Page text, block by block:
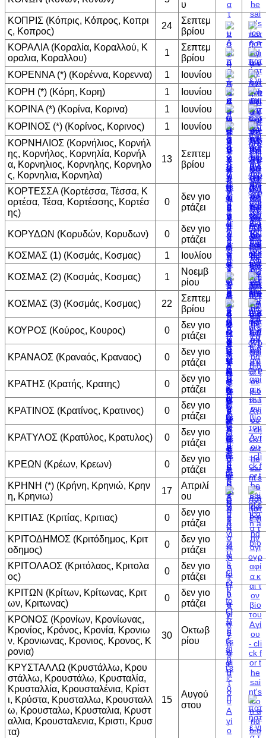
υ
ΚΟΠΡΙΣ (Κόπρις, Κόπρος, Κοπρι
ς, Κοπρος)
24
Σεπτεμ
βρίου
ΚΟΡΑΛΙΑ (Κοραλία, Κοραλλού, Κ
οραλια, Κοραλλου)
1
Σεπτεμ
βρίου
ΚΟΡΕΝΝΑ (*) (Κορέννα, Κορεννα)
1
Ιουνίου
ΚΟΡΗ (*) (Κόρη, Κορη)
1
Ιουνίου
ΚΟΡΙΝΑ (*) (Κορίνα, Κορινα)
1
Ιουνίου
ΚΟΡΙΝΟΣ (*) (Κορίνος, Κορινος)
1
Ιουνίου
ΚΟΡΝΗΛΙΟΣ (Κορνήλιος, Κορνήλ
ης, Κορνήλος, Κορνηλία, Κορνήλ
α, Κορνηλιος, Κορνηλης, Κορνηλο
ς, Κορνηλια, Κορνηλα)
13
Σεπτεμ
βρίου
ΚΟΡΤΕΣΣΑ (Κορτέσσα, Τέσσα, Κ
ορτέσα, Τέσα, Κορτέσσης, Κορτέσ
ης)
0
δεν γιο
ρτάζει
ΚΟΡΥΔΩΝ (Κορυδών, Κορυδων) 0
δεν γιο
ρτάζει
ΚΟΣΜΑΣ (1) (Κοσμάς, Κοσμας)
1 Ιουλίου
ΚΟΣΜΑΣ (2) (Κοσμάς, Κοσμας) 1
Νοεμβ
ρίου
ΚΟΣΜΑΣ (3) (Κοσμάς, Κοσμας) 22
Σεπτεμ
βρίου
ΚΟΥΡΟΣ (Κούρος, Κουρος) 0
δεν γιο
ρτάζει
ΚΡΑΝΑΟΣ (Κραναός, Κραναος) 0
δεν γιο
ρτάζει
ΚΡΑΤΗΣ (Κρατής, Κρατης) 0
δεν γιο
ρτάζει
ΚΡΑΤΙΝΟΣ (Κρατίνος, Κρατινος) 0
δεν γιο
ρτάζει
ΚΡΑΤΥΛΟΣ (Κρατύλος, Κρατυλος) 0
δεν γιο
ρτάζει
ΚΡΕΩΝ (Κρέων, Κρεων) 0
δεν γιο
ρτάζει
ΚΡΗΝΗ (*) (Κρήνη, Κρηνιώ, Κρην
η, Κρηνιω)
17
Απριλί
ου
ΚΡΙΤΙΑΣ (Κριτίας, Κριτιας) 0
δεν γιο
ρτάζει
ΚΡΙΤΟΔΗΜΟΣ (Κριτόδημος, Κριτ
οδημος)
0
δεν γιο
ρτάζει
ΚΡΙΤΟΛΑΟΣ (Κριτόλαος, Κριτολα
ος)
0
δεν γιο
ρτάζει
ΚΡΙΤΩΝ (Κρίτων, Κρίτωνας, Κριτ
ων, Κριτωνας)
0
δεν γιο
ρτάζει
ΚΡΟΝΟΣ (Κρονίων, Κρονίωνας,
Κρονίος, Κρόνος, Κρονία, Κρονιω
ν, Κρονιωνας, Κρονιος, Κρονος, Κ
ρονια)
30
Οκτωβ
ρίου
ΚΡΥΣΤΑΛΛΩ (Κρυστάλλω, Κρου
στάλλω, Κρουστάλω, Κρυσταλία,
Κρυσταλλία, Κρουσταλένια, Κρίστ
ι, Κρύστα, Κρυσταλλω, Κρουσταλλ
ω, Κρουσταλω, Κρυσταλια, Κρυστ
αλλια, Κρουσταλενια, Κριστι, Κρυσ
τα)
15
Αυγού
στου